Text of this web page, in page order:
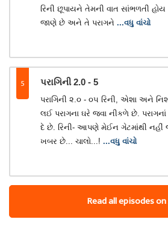
રિની છૂપાયને તેમની વાત સાંભળતી
જાણે છે અને તે પરાગને ...વધુ વાંચો
5 પરાગિની 2.0 - 5
પરાગિની ૨.૦ - ૦૫ રિની, એશા અને
લઈ પરાગના ઘરે જવા નીકળે છે. પરાગનાં
દે છે. રિની- આપણે મેઈન ગેટમાંથી
ખબર છે... ચાલો...! ...વધુ વાંચો
Read all episodes